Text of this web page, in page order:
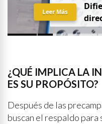
Difie
dire
pide
Leer Más
¿QUÉ IMPLICA LA
ES SU PROPÓSITO?
Después de las
buscan el respaldo para